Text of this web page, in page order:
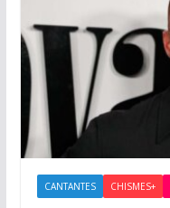
CANTANTES CHISMES+